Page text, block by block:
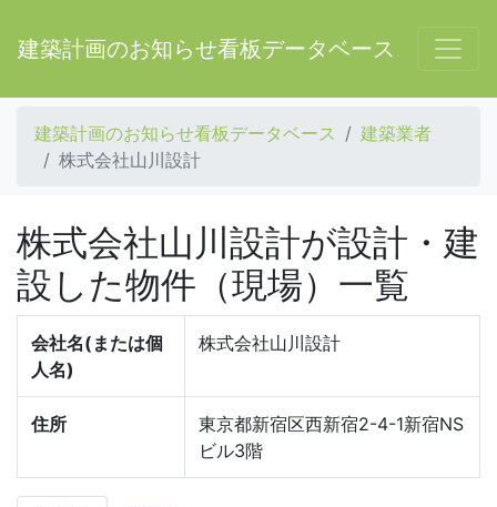
建築計画のお知らせ看板データベース
建築計画のお知らせ看板データベース
建築業者
株式会社山川設計
株式会社山川設計が設計・建
設した物件（現場）一覧
会社名(または個
人名)
株式会社山川設計
住所
東京都新宿区西新宿2-4-1新宿NS
ビル3階